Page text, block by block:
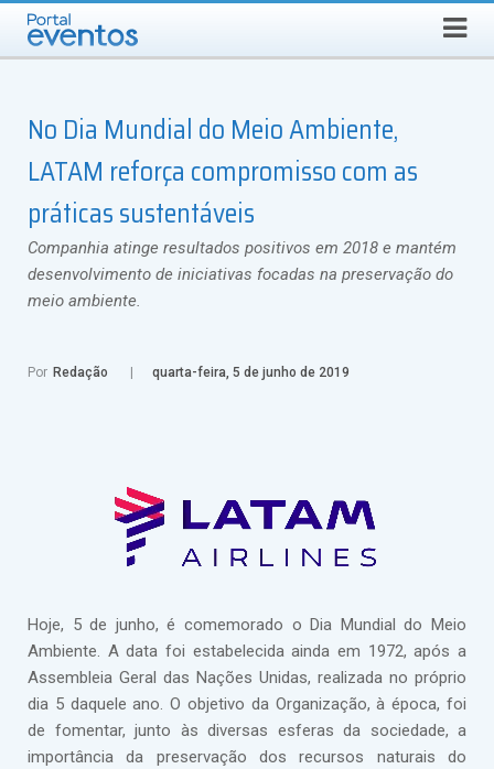
SEGUNDA-FEIRA, 10 DE AGOSTO DE 2026 Select Language ▼
No Dia Mundial do Meio Ambiente,
LATAM reforça compromisso com as
práticas sustentáveis
Companhia atinge resultados positivos em 2018 e mantém
desenvolvimento de iniciativas focadas na preservação do
meio ambiente.
Por Redação quarta-feira, 5 de junho de 2019
Hoje, 5 de junho, é comemorado o Dia Mundial do Meio
Ambiente. A data foi estabelecida ainda em 1972, após a
Assembleia Geral das Nações Unidas, realizada no próprio
dia 5 daquele ano. O objetivo da Organização, à época, foi
de fomentar, junto às diversas esferas da sociedade, a
importância da preservação dos recursos naturais do